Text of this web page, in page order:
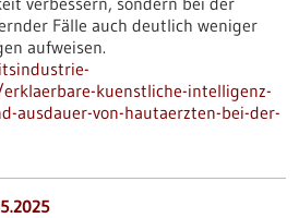
Fälle auch deutlich weniger
aufweisen.
kuenstliche-intelligenz-
ausdauer-von-hautaerzten-bei-der-